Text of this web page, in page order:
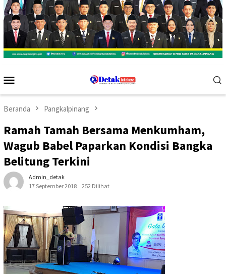
Mobile
Beranda Pangkalpinang
Ramah Tamah Bersama Menkumham,
Wagub Babel Paparkan Kondisi Bangka
Belitung Terkini
Admin_detak
17 September 2018
252 Dilihat